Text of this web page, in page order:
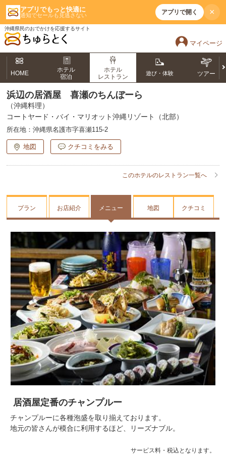
アプリでもっと快適に
通知でセールも見逃さない アプリで開く ×
沖縄県民のおでかけを応援するサイト
マイページ
HOME
ホテル
宿泊
ホテル
レストラン
遊び・体験 ツアー
浜辺の居酒屋 喜瀬のちんぼーら
（沖縄料理）
コートヤード・バイ・マリオット沖縄リゾート（北部）
所在地： 沖縄県名護市字喜瀬115-2
地図 クチコミをみる
このホテルのレストラン一覧へ
プラン お店紹介 メニュー 地図 クチコミ
居酒屋定番のチャンプルー
チャンプルーに各種泡盛を取り揃えております。
地元の皆さんが模合に利用するほど、リーズナブル。
サービス料・税込となります。